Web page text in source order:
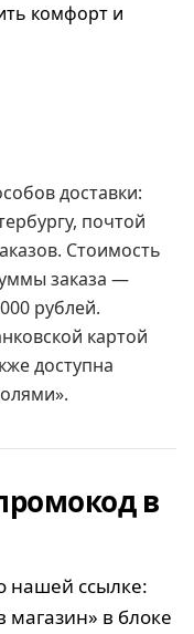
комфорт и
доставки:
почтой
Стоимость
заказа —
рублей.
картой
доступна
в
нашей ссылке:
в блоке